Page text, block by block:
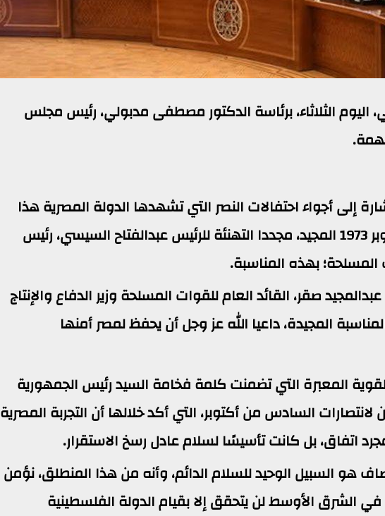
الثلاثاء، برئاسة الدكتور مصطفى مدبولي، رئيس مجلس
إلى أجواء احتفالات النصر التي تشهدها الدولة المصرية هذا
الأسبوع؛ بمناسبة ذكرى نصر أكتوبر 1973 المجيد، مجددا التهنئة للرئيس عبدالفتاح السيسي، رئيس
المسلحة؛ بهذه المناسبة.
صقر، القائد العام للقوات المسلحة وزير الدفاع والإنتاج
المجيدة، داعيا الله عز وجل أن يحفظ لمصر أمنها
المعبرة التي تضمنت كلمة فخامة السيد رئيس الجمهورية
لانتصارات السادس من أكتوبر، التي أكد خلالها أن التجربة المصرية
اتفاق، بل كانت تأسيسًا لسلام عادل رسخ الاستقرار.
هو السبيل الوحيد للسلام الدائم، وأنه من هذا المنطلق، نؤمن
في الشرق الأوسط لن يتحقق إلا بقيام الدولة الفلسطينية